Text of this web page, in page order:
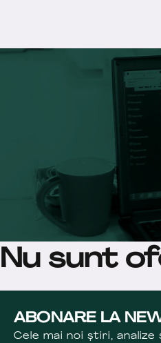
Nu sunt
ABONARE LA
Cele mai noi știri,